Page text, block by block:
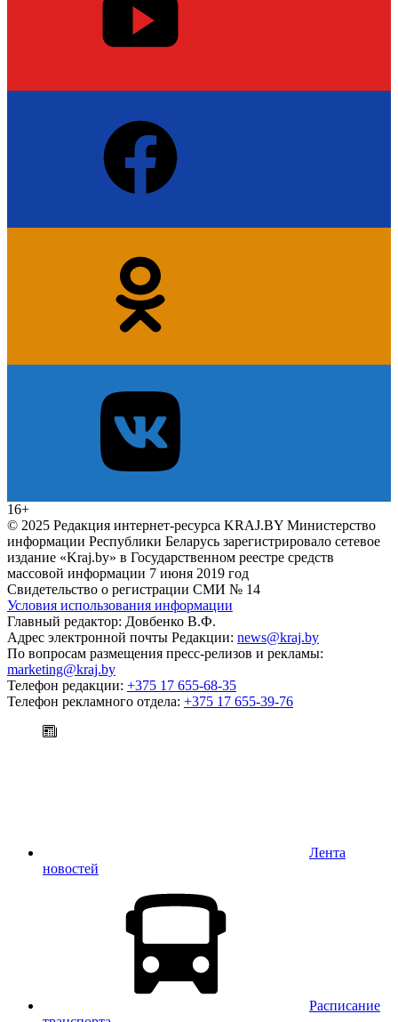
16+
© 2025 Редакция интернет-ресурса KRAJ.BY Министерство
информации Республики Беларусь зарегистрировало сетевое
издание «Kraj.by» в Государственном реестре средств
массовой информации 7 июня 2019 год
Свидетельство о регистрации СМИ № 14
Условия использования информации
Главный редактор: Довбенко В.Ф.
Адрес электронной почты Редакции: news@kraj.by
По вопросам размещения пресс-релизов и рекламы:
marketing@kraj.by
Телефон редакции: +375 17 655-68-35
Телефон рекламного отдела: +375 17 655-39-76
Лента
новостей
Расписание